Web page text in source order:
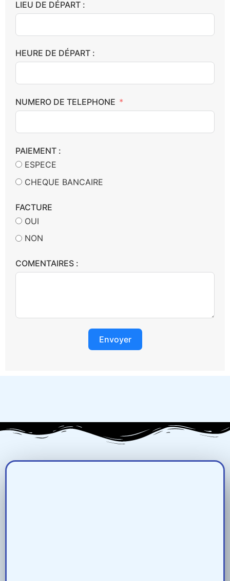
LIEU DE DÉPART :
HEURE DE DÉPART :
NUMERO DE TELEPHONE
PAIEMENT :
ESPECE
CHEQUE BANCAIRE
FACTURE
OUI
NON
COMENTAIRES :
Envoyer